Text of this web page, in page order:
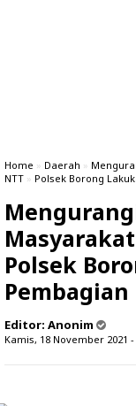
Home » Daerah »
NTT » Polsek Borong
Polsek
Pembagian
Editor: Anonim
Kamis, 18 November 2021 -